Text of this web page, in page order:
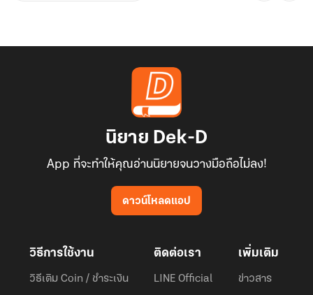
นิยาย Dek-D
App ที่จะทำให้คุณอ่านนิยายจนวางมือถือไม่ลง!
ดาวน์โหลดแอป
วิธีการใช้งาน
วิธีเติม Coin / ชำระเงิน
ติดต่อเรา
LINE Official
เพิ่มเติม
ข่าวสาร